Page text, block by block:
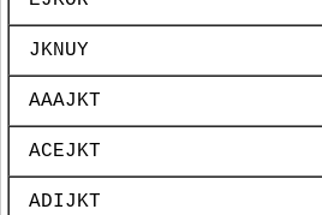
JKNUY
AAAJKT
ACEJKT
ADIJKT